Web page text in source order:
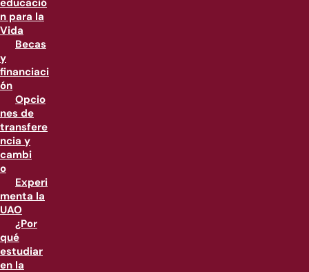
educació
n para la
Vida
Becas
y
financiaci
ón
Opcio
nes de
transfere
ncia y
cambi
o
Experi
menta la
UAO
¿Por
qué
estudiar
en la